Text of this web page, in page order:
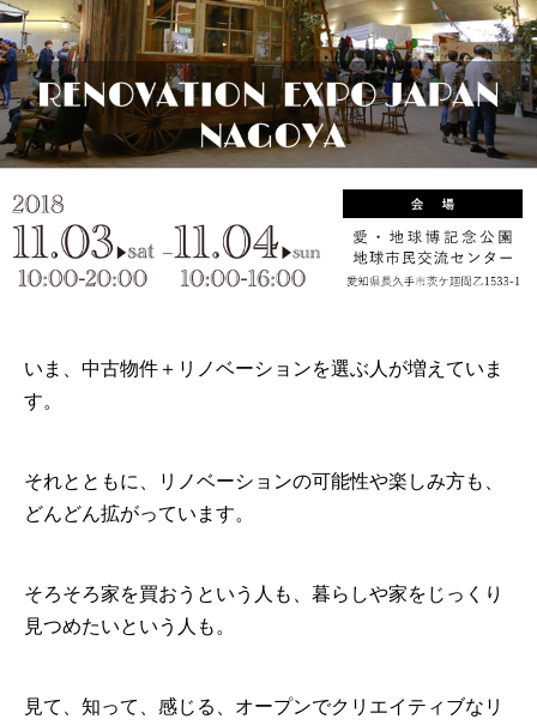
いま、中古物件＋リノベーションを選ぶ人が増えていま
す。
それとともに、リノベーションの可能性や楽しみ方も、
どんどん拡がっています。
そろそろ家を買おうという人も、暮らしや家をじっくり
見つめたいという人も。
見て、知って、感じる、オープンでクリエイティブなリ